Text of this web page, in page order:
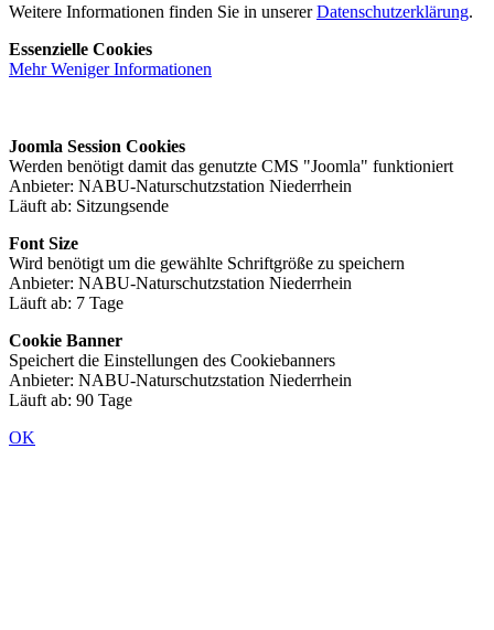
Weitere Informationen finden Sie in unsererDatenschutzerklärung.
Essenzielle Cookies
Mehr WenigerInformationen
Joomla Session Cookies
Werden benötigt damit das genutzte CMS "Joomla" funktioniert
Anbieter: NABU-Naturschutzstation Niederrhein
Läuft ab: Sitzungsende
Font Size
Wird benötigt um die gewählte Schriftgröße zu speichern
Anbieter: NABU-Naturschutzstation Niederrhein
Läuft ab: 7 Tage
Cookie Banner
Speichert die Einstellungen des Cookiebanners
Anbieter: NABU-Naturschutzstation Niederrhein
Läuft ab: 90 Tage
OK